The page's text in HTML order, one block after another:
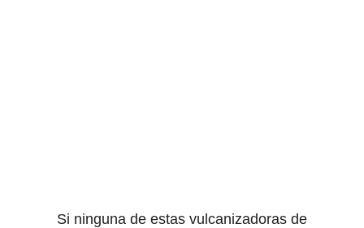
Si ninguna de estas vulcanizadoras de